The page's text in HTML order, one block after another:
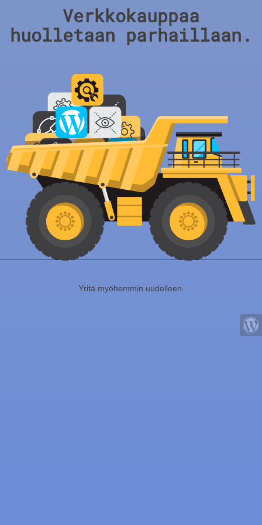
Verkkokauppaa
huolletaan parhaillaan.
Yritä myöhemmin uudelleen.